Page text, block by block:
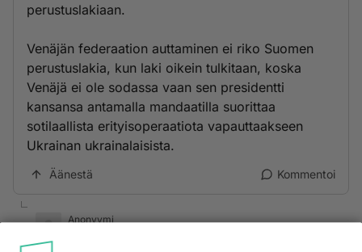
perustuslakiaan.
Venäjän federaation auttaminen ei riko Suomen
perustuslakia, kun laki oikein tulkitaan, koska
Venäjä ei ole sodassa vaan sen presidentti
kansansa antamalla mandaatilla suorittaa
sotilaallista erityisoperaatiota vapauttaakseen
Ukrainan ukrainalaisista.
Äänestä Kommentoi
Anonyymi